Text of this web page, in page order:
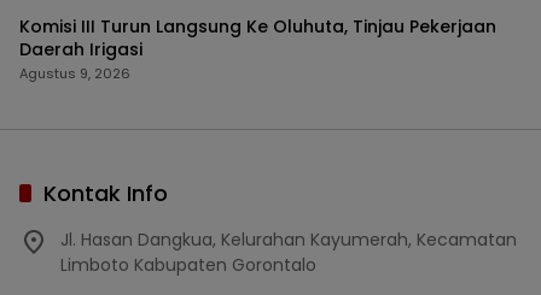
Komisi III Turun Langsung Ke Oluhuta, Tinjau Pekerjaan
Daerah Irigasi
Agustus 9, 2026
Kontak Info
Jl. Hasan Dangkua, Kelurahan Kayumerah, Kecamatan
Limboto Kabupaten Gorontalo